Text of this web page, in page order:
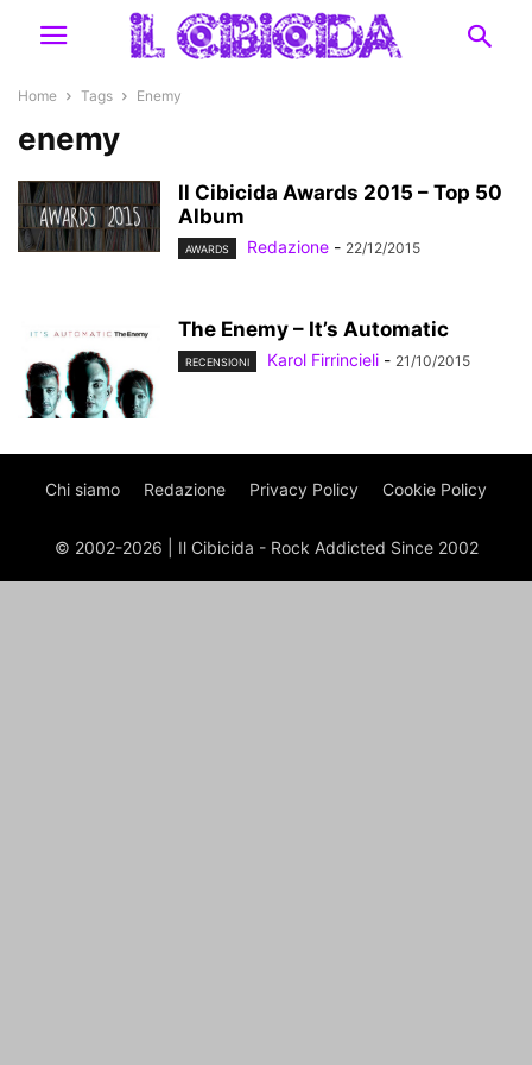
Home Tags Enemy
enemy
Il Cibicida Awards 2015 – Top 50
Album
AWARDS Redazione - 22/12/2015
The Enemy – It’s Automatic
RECENSIONI Karol Firrincieli - 21/10/2015
Chi siamo Redazione Privacy Policy Cookie Policy
© 2002-2026 | Il Cibicida - Rock Addicted Since 2002